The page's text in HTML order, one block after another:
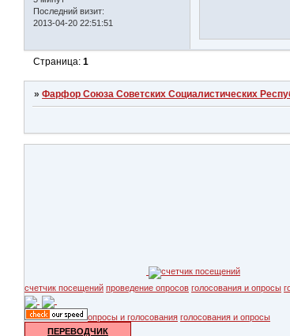
Последний визит:
2013-04-20 22:51:51
Страница:1
»Фарфор Союза Советских Социалистических
счетчик посещений проведение опросов голосования и опросы
опросы и голосования голосования и опросы
ПЕРЕВОДЧИК